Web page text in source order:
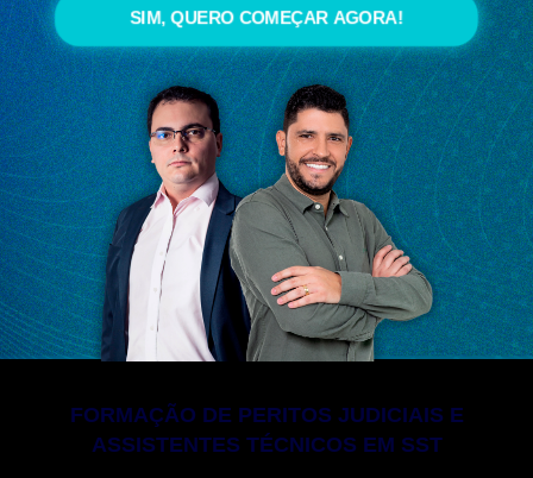
SIM, QUERO COMEÇAR AGORA!
FORMAÇÃO DE PERITOS JUDICIAIS E
ASSISTENTES TÉCNICOS EM SST